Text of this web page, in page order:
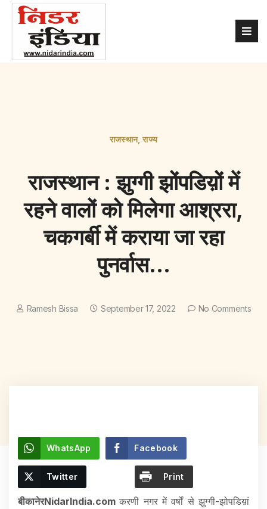
राजस्थान,राज्य
राजस्थान : झुग्गी झोंपडिय़ों में
रहने वालों को मिलेगा आश्ररा,
चकगर्बी में कराया जा रहा
पुनर्वास…
Ramesh Bissa September 17, 2022 No Comments
WhatsApp Facebook
Twitter Print
बीकानेरNidarIndia.comकरणी नगर में वर्षों से झुग्गी-झोपडिय़ां